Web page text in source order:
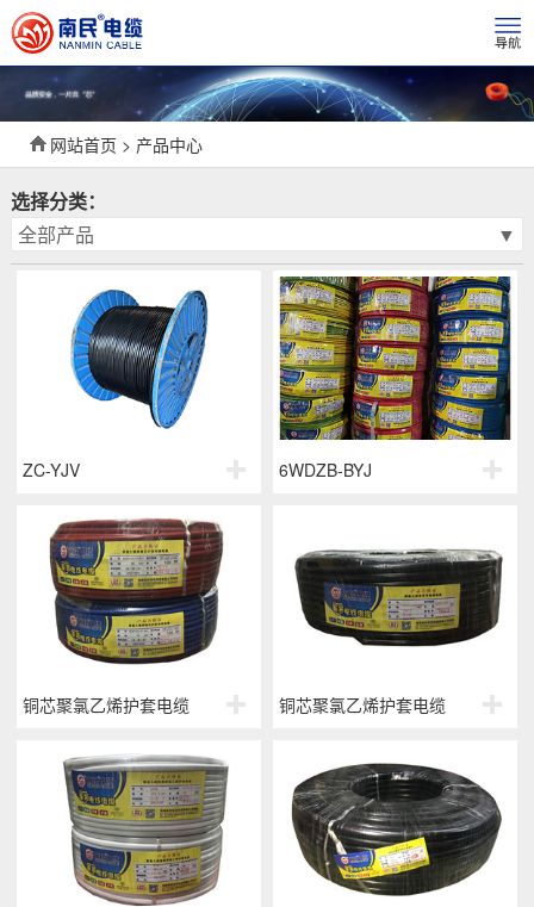
网站首页 > 产品中心
选择分类：
全部产品
▼
ZC-YJV 6WDZB-BYJ
铜芯聚氯乙烯护套电缆 铜芯聚氯乙烯护套电缆